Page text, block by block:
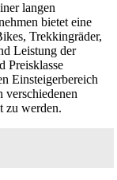
langen
bietet eine
Trekkingräder,
Leistung der
Preisklasse
Einsteigerbereich
verschiedenen
zu werden.